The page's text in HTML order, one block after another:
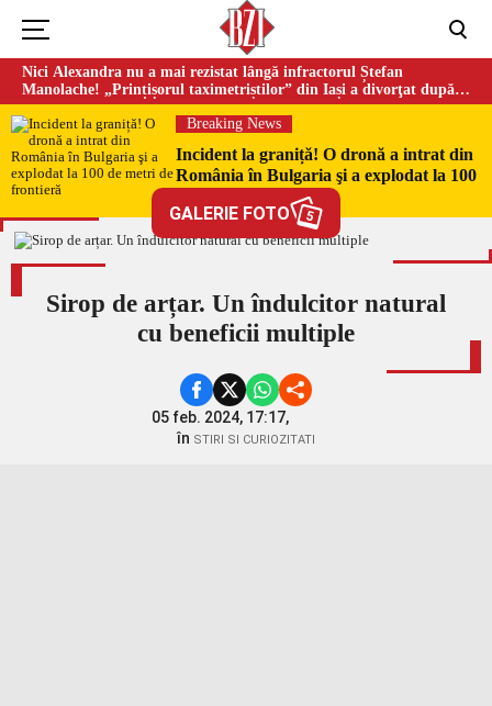
Nici Alexandra nu a mai rezistat lângă infractorul Ștefan
Manolache! „Prințișorul taximetriștilor” din Iași a divorţat după
doi ani de căsnicie
Breaking News
Incident la graniță! O dronă a intrat din
România în Bulgaria şi a explodat la 100
de metri de frontieră
GALERIE FOTO 5
Sirop de arțar. Un îndulcitor natural
cu beneficii multiple
05 feb. 2024, 17:17,
în STIRI SI CURIOZITATI